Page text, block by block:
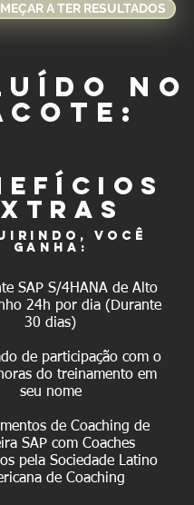
A TER RESULTADOS
NO
você
ganha:
SAP S/4HANA de Alto
24h por dia (Durante
30 dias)
de participação com o
do treinamento em
seu nome
de Coaching de
SAP com Coaches
pela Sociedade Latino
de Coaching